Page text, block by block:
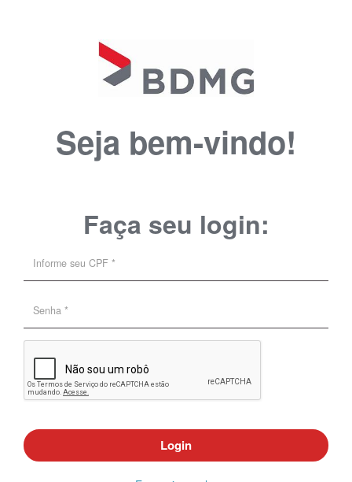
Seja bem-vindo!
Faça seu login:
Login